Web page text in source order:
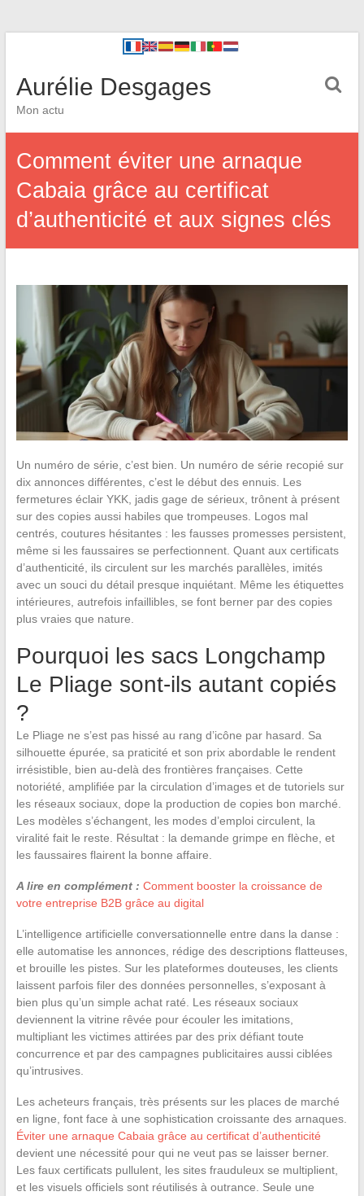
Aurélie Desgages
Mon actu
Comment éviter une arnaque
Cabaia grâce au certificat
d’authenticité et aux signes clés
Un numéro de série, c’est bien. Un numéro de série recopié sur
dix annonces différentes, c’est le début des ennuis. Les
fermetures éclair YKK, jadis gage de sérieux, trônent à présent
sur des copies aussi habiles que trompeuses. Logos mal
centrés, coutures hésitantes : les fausses promesses persistent,
même si les faussaires se perfectionnent. Quant aux certificats
d’authenticité, ils circulent sur les marchés parallèles, imités
avec un souci du détail presque inquiétant. Même les étiquettes
intérieures, autrefois infaillibles, se font berner par des copies
plus vraies que nature.
Pourquoi les sacs Longchamp
Le Pliage sont-ils autant copiés
?
Le Pliage ne s’est pas hissé au rang d’icône par hasard. Sa
silhouette épurée, sa praticité et son prix abordable le rendent
irrésistible, bien au-delà des frontières françaises. Cette
notoriété, amplifiée par la circulation d’images et de tutoriels sur
les réseaux sociaux, dope la production de copies bon marché.
Les modèles s’échangent, les modes d’emploi circulent, la
viralité fait le reste. Résultat : la demande grimpe en flèche, et
les faussaires flairent la bonne affaire.
A lire en complément : Comment booster la croissance de
votre entreprise B2B grâce au digital
L’intelligence artificielle conversationnelle entre dans la danse :
elle automatise les annonces, rédige des descriptions flatteuses,
et brouille les pistes. Sur les plateformes douteuses, les clients
laissent parfois filer des données personnelles, s’exposant à
bien plus qu’un simple achat raté. Les réseaux sociaux
deviennent la vitrine rêvée pour écouler les imitations,
multipliant les victimes attirées par des prix défiant toute
concurrence et par des campagnes publicitaires aussi ciblées
qu’intrusives.
Les acheteurs français, très présents sur les places de marché
en ligne, font face à une sophistication croissante des arnaques.
Éviter une arnaque Cabaia grâce au certificat d’authenticité
devient une nécessité pour qui ne veut pas se laisser berner.
Les faux certificats pullulent, les sites frauduleux se multiplient,
et les visuels officiels sont réutilisés à outrance. Seule une